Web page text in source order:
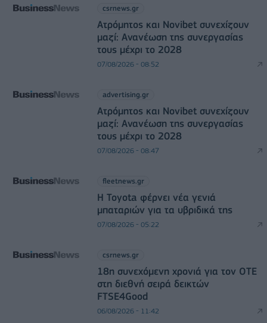
csrnews.gr
Ατρόμητος και Novibet συνεχίζουν
μαζί: Ανανέωση της συνεργασίας
τους μέχρι το 2028
07/08/2026 - 08:52
advertising.gr
Ατρόμητος και Novibet συνεχίζουν
μαζί: Ανανέωση της συνεργασίας
τους μέχρι το 2028
07/08/2026 - 08:47
fleetnews.gr
Η Toyota φέρνει νέα γενιά
μπαταριών για τα υβριδικά της
07/08/2026 - 05:22
csrnews.gr
18η συνεχόμενη χρονιά για τον ΟΤΕ
στη διεθνή σειρά δεικτών
FTSE4Good
06/08/2026 - 11:42